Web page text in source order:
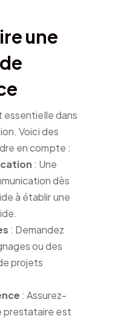
une
essentielle dans
Voici des
en compte :
: Une
dès
à établir une
: Demandez
ou des
projets
: Assurez-
prestataire est